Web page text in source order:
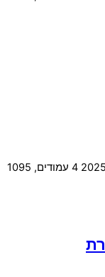
ממ"ן 14- מבוא ללימודי תקשורת סמסטר אביב 2025 4 עמודים, 1095